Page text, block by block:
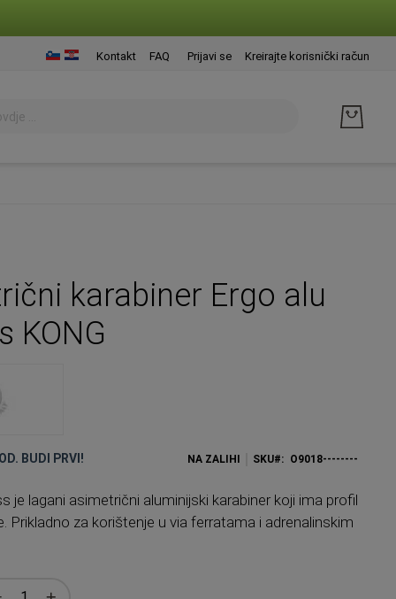
na
Kontakt FAQ Prijavi se Kreirajte korisnički račun
karabiner Ergo alu
KONG
BUDI PRVI! NA ZALIHI SKU O9018--------
je lagani asimetrični aluminijski karabiner koji ima profil
Prikladno za korištenje u via ferratama i adrenalinskim